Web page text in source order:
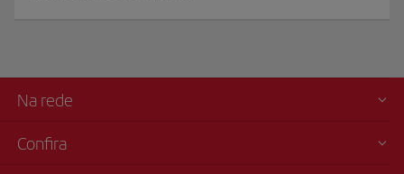
Na rede
Confira